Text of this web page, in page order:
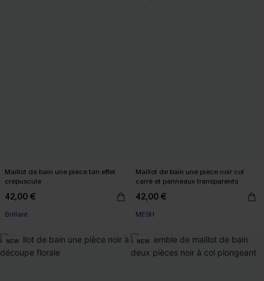
Maillot de bain une pièce tan effet
crépuscule
42,00 €
Brillant
Maillot de bain une pièce noir col
carré et panneaux transparents
42,00 €
MESH
NEW NEW